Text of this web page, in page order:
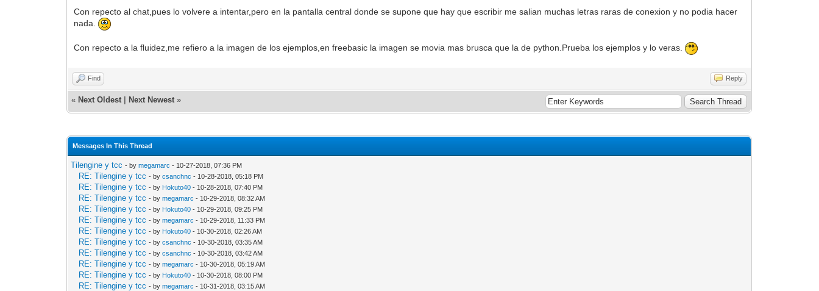
Con repecto al chat,pues lo volvere a intentar,pero en la pantalla central donde se supone que hay que escribir me salian muchas letras raras de conexion y no podia hacer
nada.
Con repecto a la fluidez,me refiero a la imagen de los ejemplos,en freebasic la imagen se movia mas brusca que la de python.Prueba los ejemplos y lo veras.
Find Reply
« Next Oldest Next Newest »
Messages In This Thread
Tilengine y tcc - bymegamarc - 10-27-2018, 07:36 PM
RE: Tilengine y tcc - bycsanchnc - 10-28-2018, 05:18 PM
RE: Tilengine y tcc - by Hokuto40 - 10-28-2018, 07:40 PM
RE: Tilengine y tcc - bymegamarc - 10-29-2018, 08:32 AM
RE: Tilengine y tcc - by Hokuto40 - 10-29-2018, 09:25 PM
RE: Tilengine y tcc - bymegamarc - 10-29-2018, 11:33 PM
RE: Tilengine y tcc - by Hokuto40 - 10-30-2018, 02:26 AM
RE: Tilengine y tcc - bycsanchnc - 10-30-2018, 03:35 AM
RE: Tilengine y tcc - bycsanchnc - 10-30-2018, 03:42 AM
RE: Tilengine y tcc - bymegamarc - 10-30-2018, 05:19 AM
RE: Tilengine y tcc - by Hokuto40 - 10-30-2018, 08:00 PM
RE: Tilengine y tcc - bymegamarc - 10-31-2018, 03:15 AM